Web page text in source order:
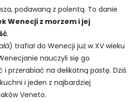
podawaną z polentą. To danie
Wenecji z morzem i jej
.
) trafiał do Wenecji już w XV wieku
nauczyli się go
przerabiać na delikatną pastę. Dziś
i jeden z najbardziej
Veneto.